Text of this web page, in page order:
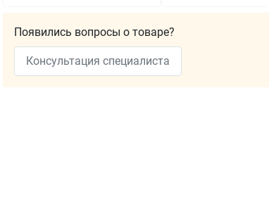
Появились вопросы о товаре?
Консультация специалиста